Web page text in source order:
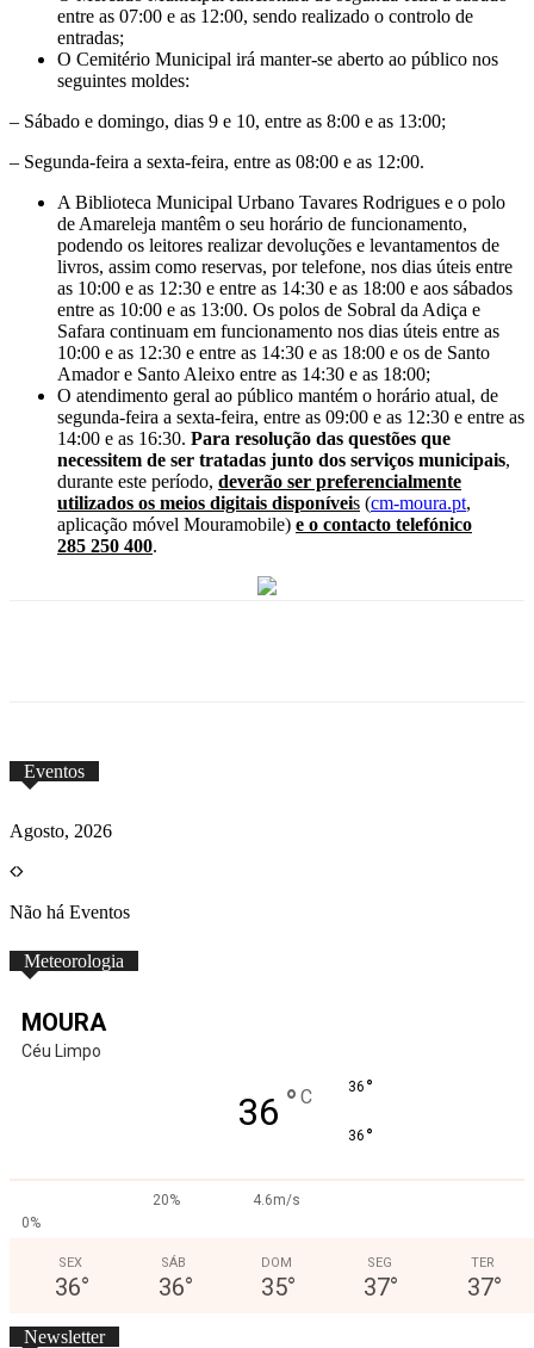
entre as 07:00 e as 12:00, sendo realizado o controlo de
entradas;
O Cemitério Municipal irá manter-se aberto ao público nos
seguintes moldes:
– Sábado e domingo, dias 9 e 10, entre as 8:00 e as 13:00;
– Segunda-feira a sexta-feira, entre as 08:00 e as 12:00.
A Biblioteca Municipal Urbano Tavares Rodrigues e o polo
de Amareleja mantêm o seu horário de funcionamento,
podendo os leitores realizar devoluções e levantamentos de
livros, assim como reservas, por telefone, nos dias úteis entre
as 10:00 e as 12:30 e entre as 14:30 e as 18:00 e aos sábados
entre as 10:00 e as 13:00. Os polos de Sobral da Adiça e
Safara continuam em funcionamento nos dias úteis entre as
10:00 e as 12:30 e entre as 14:30 e as 18:00 e os de Santo
Amador e Santo Aleixo entre as 14:30 e as 18:00;
O atendimento geral ao público mantém o horário atual, de
segunda-feira a sexta-feira, entre as 09:00 e as 12:30 e entre as
14:00 e as 16:30. Para resolução das questões que
necessitem de ser tratadas junto dos serviços municipais,
durante este período, deverão ser preferencialmente
utilizados os meios digitais disponíveis (cm-moura.pt,
aplicação móvel Mouramobile) e o contacto telefónico
285 250 400.
Eventos
Agosto, 2026
Não há Eventos
Meteorologia
MOURA
Céu Limpo
36 ° C 36 °
36 °
20%
4.6m/s
0%
SEX
36°
SÁB
36°
DOM
35°
SEG
37°
TER
37°
Newsletter